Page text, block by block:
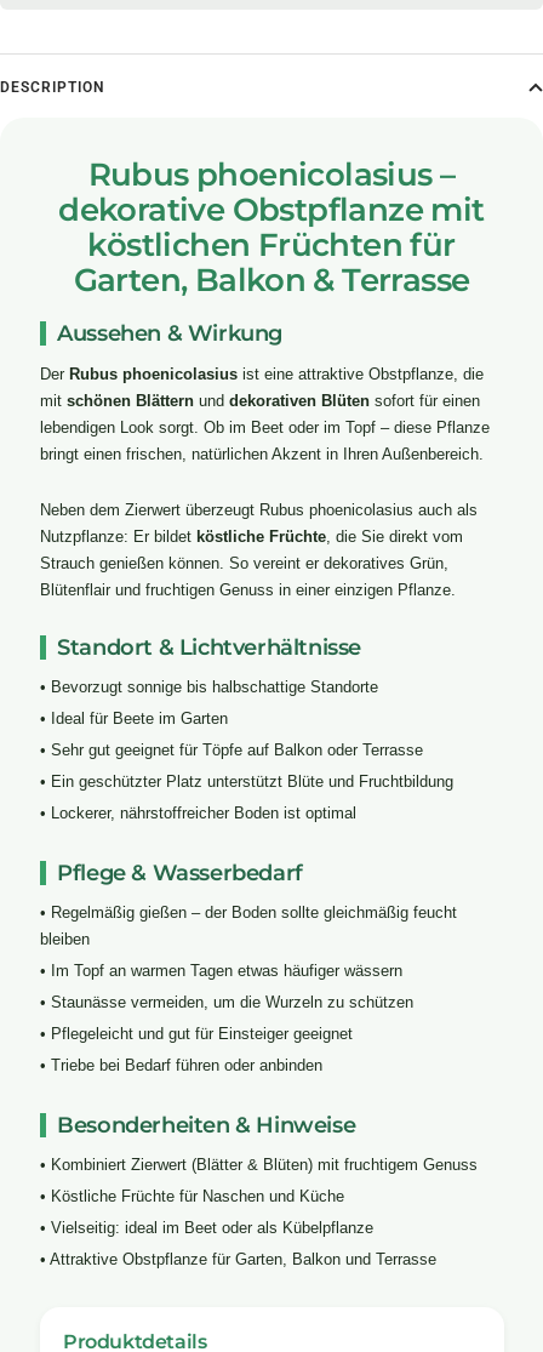
DESCRIPTION
Rubus phoenicolasius –
dekorative Obstpflanze mit
köstlichen Früchten für
Garten, Balkon & Terrasse
Aussehen & Wirkung
Der Rubus phoenicolasiusist eine attraktive Obstpflanze, die
mit schönen Blätternund dekorativen Blütensofort für einen
lebendigen Look sorgt. Ob im Beet oder im Topf – diese Pflanze
bringt einen frischen, natürlichen Akzent in Ihren Außenbereich.
Neben dem Zierwert überzeugt Rubus phoenicolasius auch als
Nutzpflanze: Er bildet köstliche Früchte, die Sie direkt vom
Strauch genießen können. So vereint er dekoratives Grün,
Blütenflair und fruchtigen Genuss in einer einzigen Pflanze.
Standort & Lichtverhältnisse
• Bevorzugt sonnige bis halbschattige Standorte
• Ideal für Beete im Garten
• Sehr gut geeignet für Töpfe auf Balkon oder Terrasse
• Ein geschützter Platz unterstützt Blüte und Fruchtbildung
• Lockerer, nährstoffreicher Boden ist optimal
Pflege & Wasserbedarf
• Regelmäßig gießen – der Boden sollte gleichmäßig feucht
bleiben
• Im Topf an warmen Tagen etwas häufiger wässern
• Staunässe vermeiden, um die Wurzeln zu schützen
• Pflegeleicht und gut für Einsteiger geeignet
• Triebe bei Bedarf führen oder anbinden
Besonderheiten & Hinweise
• Kombiniert Zierwert (Blätter & Blüten) mit fruchtigem Genuss
• Köstliche Früchte für Naschen und Küche
• Vielseitig: ideal im Beet oder als Kübelpflanze
• Attraktive Obstpflanze für Garten, Balkon und Terrasse
Produktdetails